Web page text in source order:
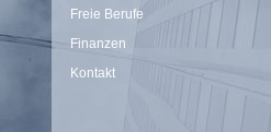
Freie Berufe
Finanzen
Kontakt